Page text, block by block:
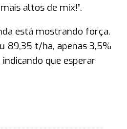
altos de mix!”.
está mostrando força.
89,35 t/ha, apenas 3,5%
que esperar